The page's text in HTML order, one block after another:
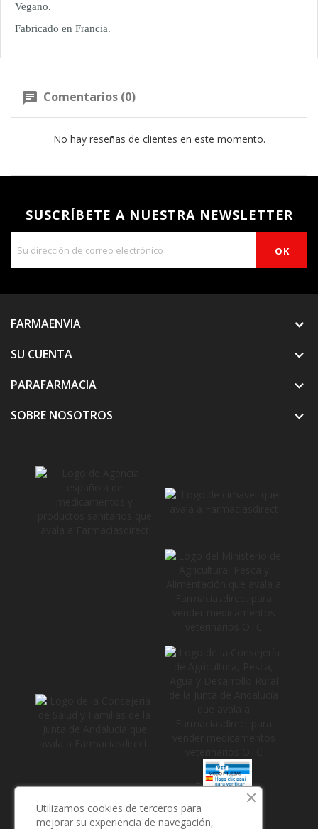
Vegano.
Fabricado en Francia.
Comentarios (0)
No hay reseñas de clientes en este momento.
SUSCRÍBETE A NUESTRA NEWSLETTER
FARMAENVIA
SU CUENTA

PARAFARMACIA 
SOBRE NOSOTROS 
Utilizamos cookies de terceros para
mejorar su experiencia de navegación,